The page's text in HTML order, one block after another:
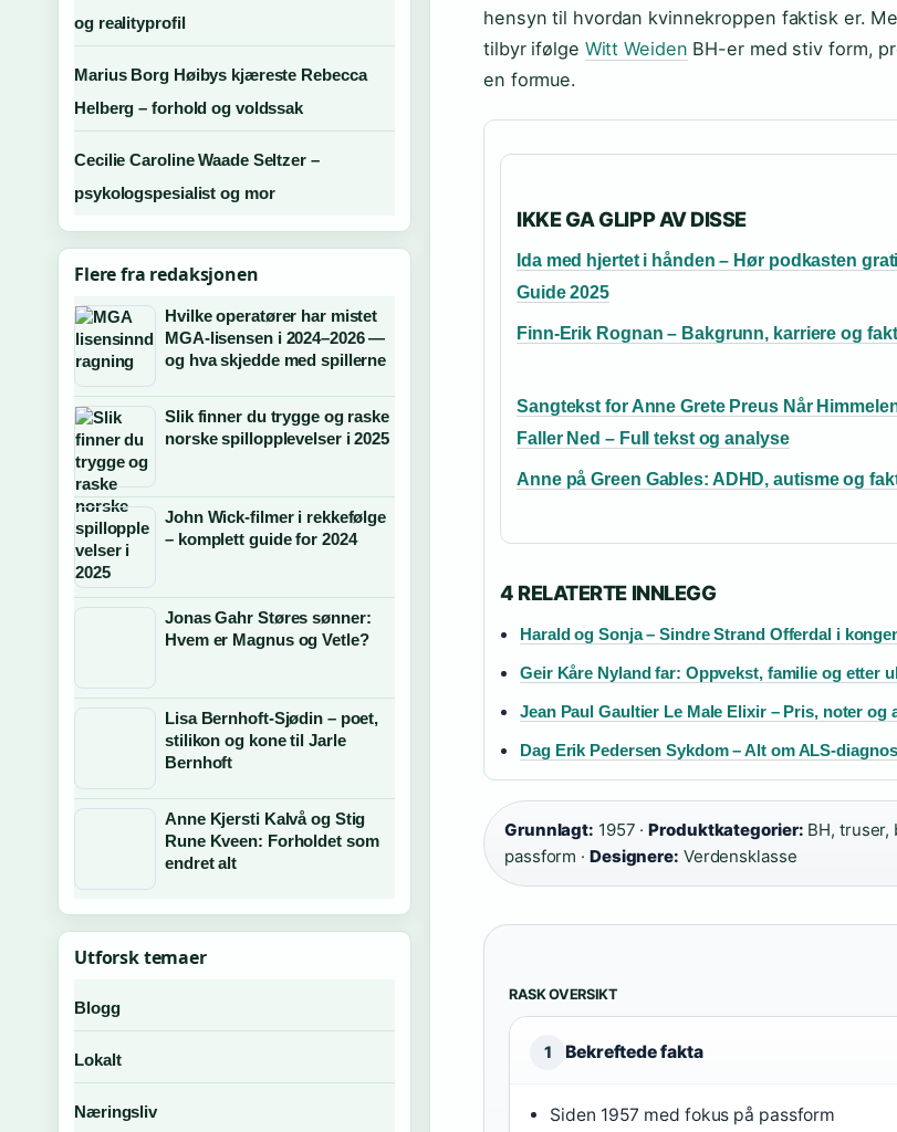
hensyn til hvordan kvinnekroppen faktisk er.
tilbyr ifølge Witt Weiden BH-er med stiv form,
en formue.
IKKE GA GLIPP AV DISSE
Ida med hjertet i hånden – Hør podkasten
Guide 2025
Finn-Erik Rognan – Bakgrunn, karriere og
Sangtekst for Anne Grete Preus Når
Faller Ned – Full tekst og analyse
Anne på Green Gables: ADHD, autisme og
4 RELATERTE INNLEGG
Harald og Sonja – Sindre Strand Offerdal i
Geir Kåre Nyland far: Oppvekst, familie og etter
Jean Paul Gaultier Le Male Elixir – Pris, noter og
Dag Erik Pedersen Sykdom – Alt om ALS-
Grunnlagt: 1957 ·Produktkategorier: BH, truser,
passform · Designere: Verdensklasse
RASK OVERSIKT
1 Bekreftede fakta
Siden 1957 med fokus på passform
og realityprofil
Marius Borg Høibys kjæreste Rebecca
Helberg – forhold og voldssak
Cecilie Caroline Waade Seltzer –
psykologspesialist og mor
Flere fra redaksjonen
Hvilke operatører har mistet
MGA-lisensen i 2024–2026 —
og hva skjedde med spillerne
Slik finner du trygge og raske
norske spillopplevelser i 2025
John Wick-filmer i rekkefølge
– komplett guide for 2024
Jonas Gahr Støres sønner:
Hvem er Magnus og Vetle?
Lisa Bernhoft-Sjødin – poet,
stilikon og kone til Jarle
Bernhoft
Anne Kjersti Kalvå og Stig
Rune Kveen: Forholdet som
endret alt
Utforsk temaer
Blogg
Lokalt
Næringsliv